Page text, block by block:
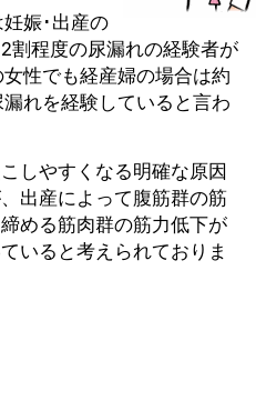
娠･出産の
割程度の尿漏れの経験者が
性でも経産婦の場合は約
れを経験していると言わ
しやすくなる明確な原因
出産によって腹筋群の筋
める筋肉群の筋力低下が
いると考えられておりま